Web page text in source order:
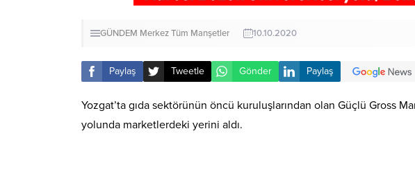
GÜNDEM MerkezTüm Manşetler 10.10.2020
Paylaş Tweetle Gönder Paylaş
Yozgat’ta gıda sektörünün öncü kuruluşlarından olan Güçlü
yolunda marketlerdeki yerini aldı.